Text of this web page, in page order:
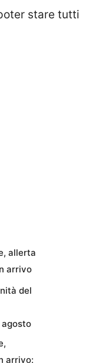
stare tutti
allerta
arrivo
del
arrivo: